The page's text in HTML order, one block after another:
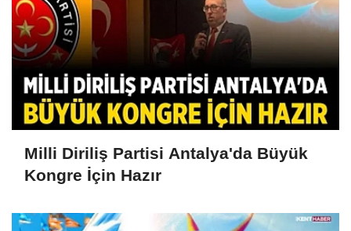
Milli Diriliş Partisi Antalya'da Büyük
Kongre İçin Hazır